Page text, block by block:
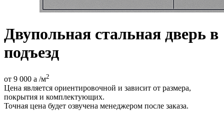
Двупольная стальная дверь в
подъезд
от 9 000 a /м2
Цена является ориентировочной и зависит от размера,
покрытия и комплектующих.
Точная цена будет озвучена менеджером после заказа.